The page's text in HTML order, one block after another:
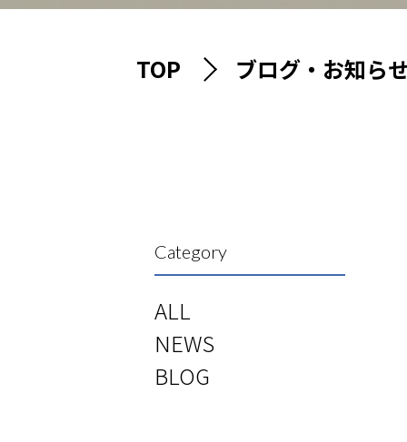
TOP ブログ・お知ら
Category
ALL
NEWS
BLOG